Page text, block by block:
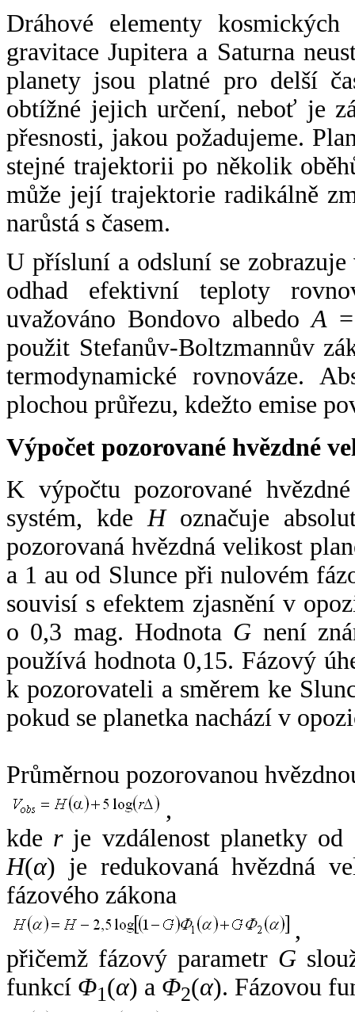
Dráhové elementy
gravitace Jupitera a Saturna
planety jsou platné pro delší
obtížné jejich určení, neboť je
přesnosti, jakou požadujeme.
stejné trajektorii po několik
může její trajektorie radikálně
narůstá s časem.
U přísluní a odsluní se
odhad efektivní teploty
uvažováno Bondovo albedoA
použit Stefanův-Boltzmannův
termodynamické rovnováze.
plochou průřezu, kdežto emise
Výpočet pozorované hvězdné
K výpočtu pozorované
systém, kde Hoznačuje
pozorovaná hvězdná velikost
a 1 au od Slunce při nulovém
souvisí s efektem zjasnění v
o 0,3 mag. Hodnota G není
používá hodnota 0,15. Fázový
k pozorovateli a směrem ke
pokud se planetka nachází v
Průměrnou pozorovanou
,
kde rje vzdálenost planetky od
H(α) je redukovaná hvězdná
fázového zákona
,
přičemž fázový parametr G
funkcí Φ1(α) a Φ2(α). Fázovou